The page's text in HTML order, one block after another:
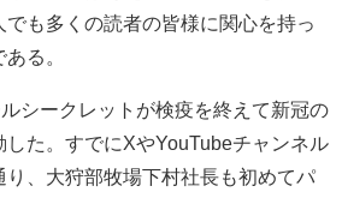
でも多くの読者の皆様に関心を持っ
る。
シークレットが検疫を終えて新冠の
した。すでにXやYouTubeチャンネル
り、大狩部牧場下村社長も初めてパ